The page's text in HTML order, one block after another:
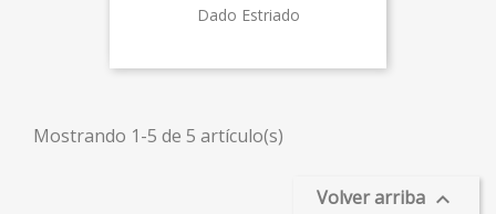
Dado Estriado
Mostrando 1-5 de 5 artículo(s)
Volver arriba 